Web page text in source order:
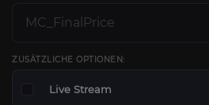
ZUSÄTZLICHE OPTIONEN:
Live Stream